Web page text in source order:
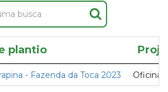
plantio
- Fazenda da Toca 2023 Oficina